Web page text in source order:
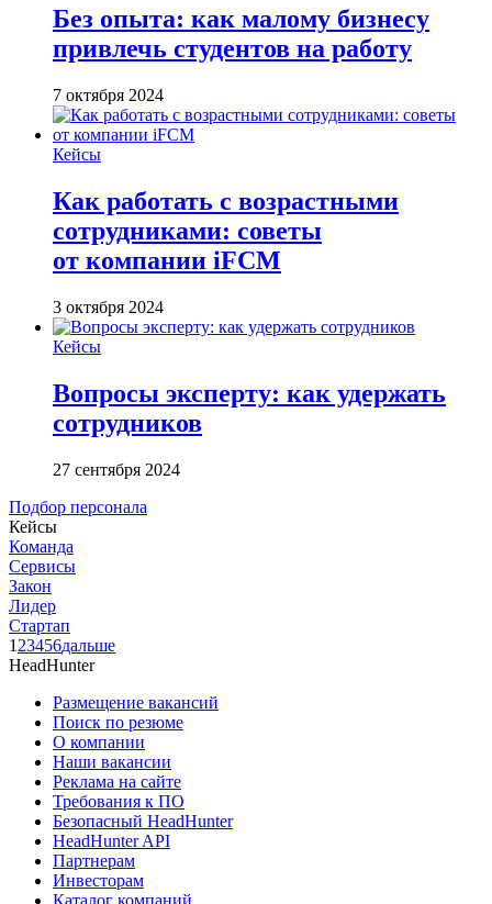
Без опыта: как малому бизнесу
привлечь студентов на работу
7 октября 2024
Кейсы
Как работать с возрастными
сотрудниками: советы
от компании iFCM
3 октября 2024
Кейсы
Вопросы эксперту: как удержать
сотрудников
27 сентября 2024
Подбор персонала
Кейсы
Команда
Сервисы
Закон
Лидер
Стартап
1 23456дальше
HeadHunter
Размещение вакансий
Поиск по резюме
О компании
Наши вакансии
Реклама на сайте
Требования к ПО
Безопасный HeadHunter
HeadHunter API
Партнерам
Инвесторам
Каталог компаний